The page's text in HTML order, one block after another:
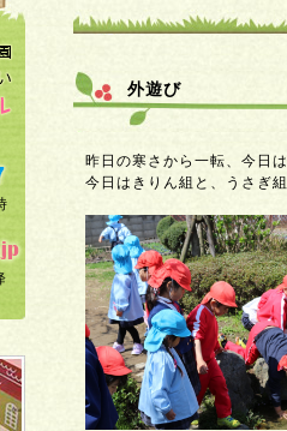
外遊び
昨日の寒さから一転、今日
今日はきりん組と、うさぎ